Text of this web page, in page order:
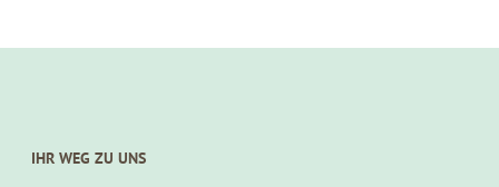
IHR WEG ZU UNS